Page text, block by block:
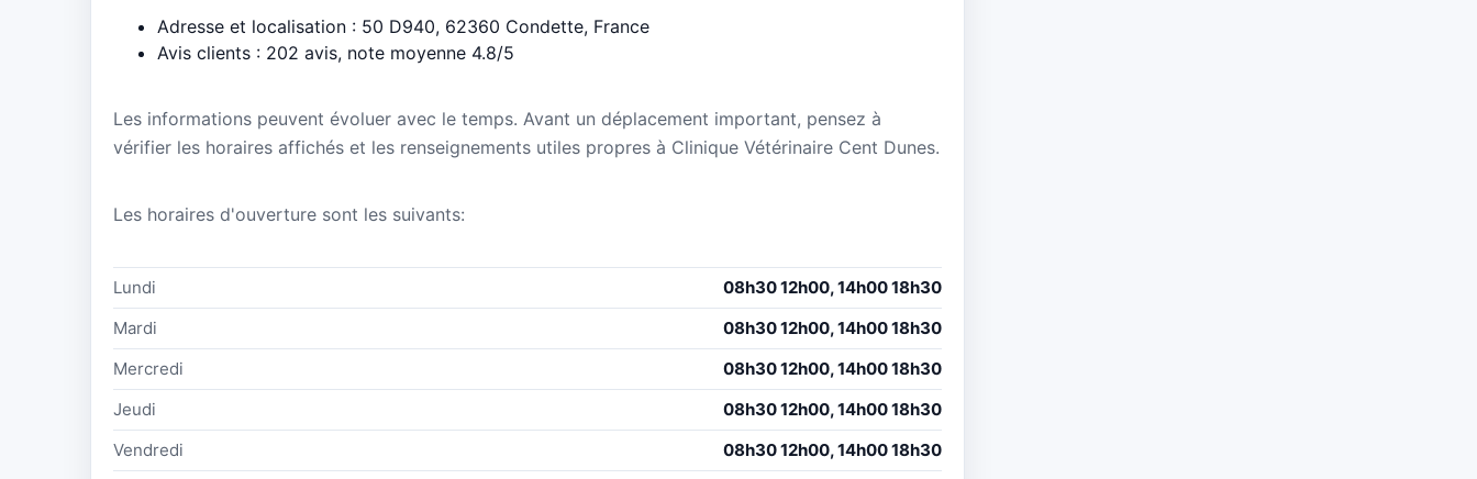
Adresse et localisation : 50 D940, 62360 Condette, France
Avis clients : 202 avis, note moyenne 4.8/5
Les informations peuvent évoluer avec le temps. Avant un déplacement important, pensez à
vérifier les horaires affichés et les renseignements utiles propres à Clinique Vétérinaire Cent Dunes.
Les horaires d'ouverture sont les suivants:
Lundi
08h30 12h00, 14h00 18h30
Mardi
08h30 12h00, 14h00 18h30
Mercredi
08h30 12h00, 14h00 18h30
Jeudi
08h30 12h00, 14h00 18h30
Vendredi
08h30 12h00, 14h00 18h30